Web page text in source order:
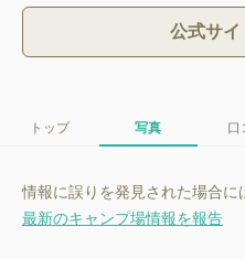
公式サイ
トップ 写真 口
情報に誤りを発見された場合に
最新のキャンプ場情報を報告